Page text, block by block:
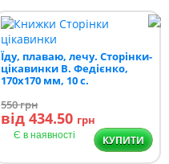
Їду, плаваю, лечу. Сторінки-
цікавинки В. Федієнко,
170х170 мм, 10 с.
550грн
від 434.50 грн
Є в наявності КУПИТИ